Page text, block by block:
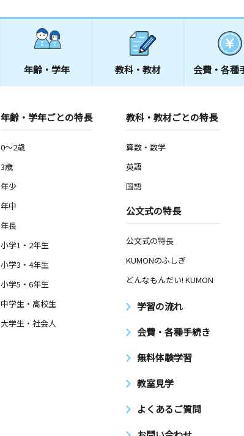
年齢・学年 教科・教材 会費・ 各種
年齢・学年ごとの特長
0～2歳
3歳
年少
年中
年長
小学1・2年生
小学3・4年生
小学5・6年生
中学生・高校生
大学生・社会人
教科・教材ごとの特長
算数・数学
英語
国語
公文式の特長
公文式の特長
KUMONのふしぎ
どんなもんだい! KUMON
学習の流れ
会費・各種手続き
無料体験学習
教室見学
よくあるご質問